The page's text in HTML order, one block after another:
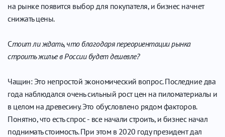
на рынке появится выбор для покупателя, и бизнес начнет
снижать цены.
Стоит ли ждать, что благодаря переориентации рынка
строить жилье в России будет дешевле?
Чащин: Это непростой экономический вопрос. Последние два
года наблюдался очень сильный рост цен на пиломатериалы и
в целом на древесину. Это обусловлено рядом факторов.
Понятно, что есть спрос - все начали строить, и бизнес начал
поднимать стоимость. При этом в 2020 году президент дал